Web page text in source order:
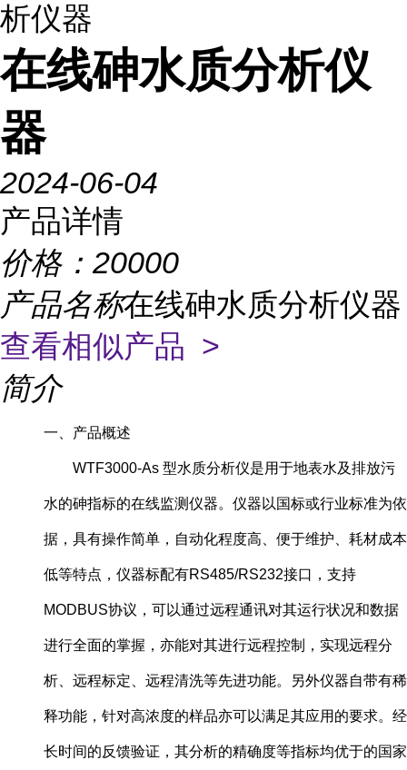
析仪器
在线砷水质分析仪
器
2024-06-04
产品详情
价格： 20000
产品名称在线砷水质分析仪器
查看相似产品 >
简介
一、产品概述
WTF3000-As 型水质分析仪是用于地表水及排放污
水的砷指标的在线监测仪器。仪器以国标或行业标准为依
据，具有操作简单，自动化程度高、便于维护、耗材成本
低等特点，仪器标配有RS485/RS232接口，支持
MODBUS协议，可以通过远程通讯对其运行状况和数据
进行全面的掌握，亦能对其进行远程控制，实现远程分
析、远程标定、远程清洗等先进功能。另外仪器自带有稀
释功能，针对高浓度的样品亦可以满足其应用的要求。经
长时间的反馈验证，其分析的精确度等指标均优于的国家